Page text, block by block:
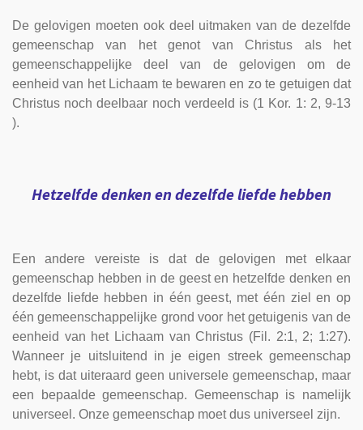
De gelovigen moeten ook deel uitmaken van de dezelfde
gemeenschap van het genot van Christus als het
gemeenschappelijke deel van de gelovigen om de
eenheid van het Lichaam te bewaren en zo te getuigen dat
Christus noch deelbaar noch verdeeld is (1 Kor. 1: 2, 9-13
).
Hetzelfde denken en dezelfde liefde hebben
Een andere vereiste is dat de gelovigen met elkaar
gemeenschap hebben in de geest en hetzelfde denken en
dezelfde liefde hebben in één geest, met één ziel en op
één gemeenschappelijke grond voor het getuigenis van de
eenheid van het Lichaam van Christus (Fil. 2:1, 2; 1:27).
Wanneer je uitsluitend in je eigen streek gemeenschap
hebt, is dat uiteraard geen universele gemeenschap, maar
een bepaalde gemeenschap. Gemeenschap is namelijk
universeel. Onze gemeenschap moet dus universeel zijn.